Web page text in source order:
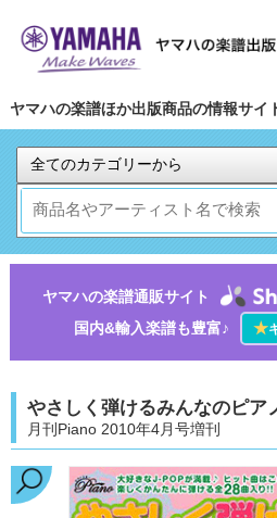
ヤマハの楽譜ほか出版商品の情報サイ
ヤマハの楽譜通販サイト
国内&輸入楽譜も豊富♪
★
やさしく弾けるみんなのピア
月刊Piano 2010年4月号増刊